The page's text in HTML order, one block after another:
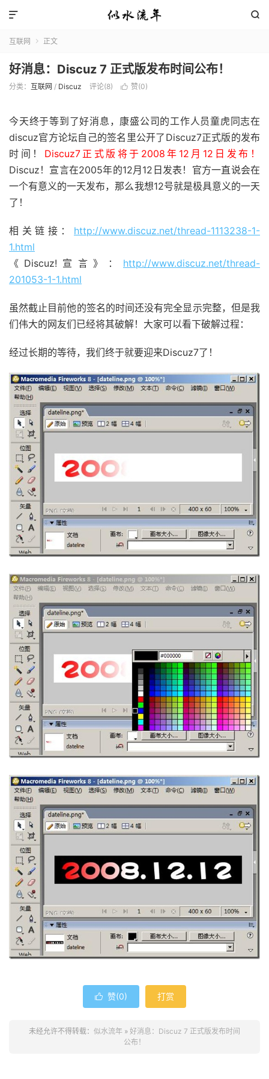


互联网  正文
好消息：Discuz 7 正式版发布时间公布！
分类： 互联网 / Discuz 评论(8)  赞(0)
今天终于等到了好消息，康盛公司的工作人员童虎同志在
discuz官方论坛自己的签名里公开了Discuz7正式版的发布
时间！ Discuz7正式版将于2008年12月12日发布！
Discuz！宣言在2005年的12月12日发表！官方一直说会在
一个有意义的一天发布，那么我想12号就是极具意义的一天
了！
相关链接： http://www.discuz.net/thread-1113238-1-
1.html
《Discuz!宣言》： http://www.discuz.net/thread-
201053-1-1.html
虽然截止目前他的签名的时间还没有完全显示完整，但是我
们伟大的网友们已经将其破解！大家可以看下破解过程：
经过长期的等待，我们终于就要迎来Discuz7了！
 赞(0) 打赏
未经允许不得转载： 似水流年 » 好消息：Discuz 7 正式版发布时间
公布！